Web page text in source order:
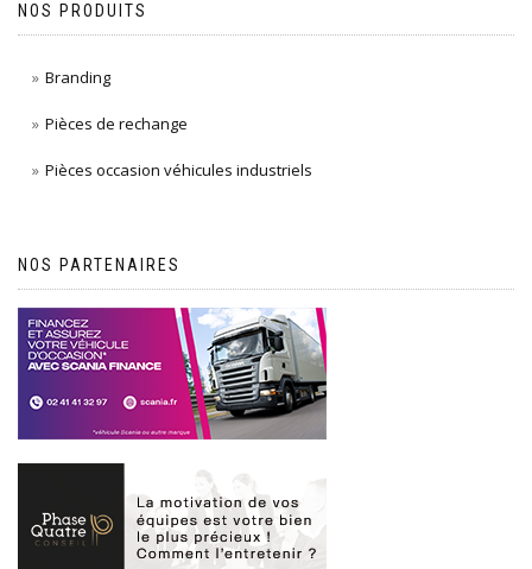
NOS PRODUITS
Branding
Pièces de rechange
Pièces occasion véhicules industriels
NOS PARTENAIRES